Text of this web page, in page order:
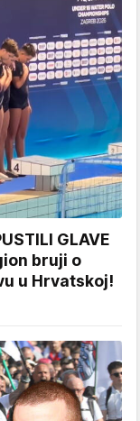
GLAVE
bruji o
u Hrvatskoj!